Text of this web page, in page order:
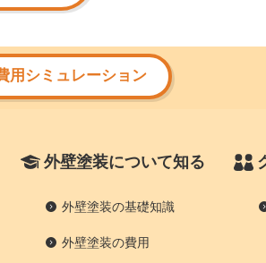
用シミュレーション
外壁塗装について知る
外壁塗装の基礎知識
外壁塗装の費用